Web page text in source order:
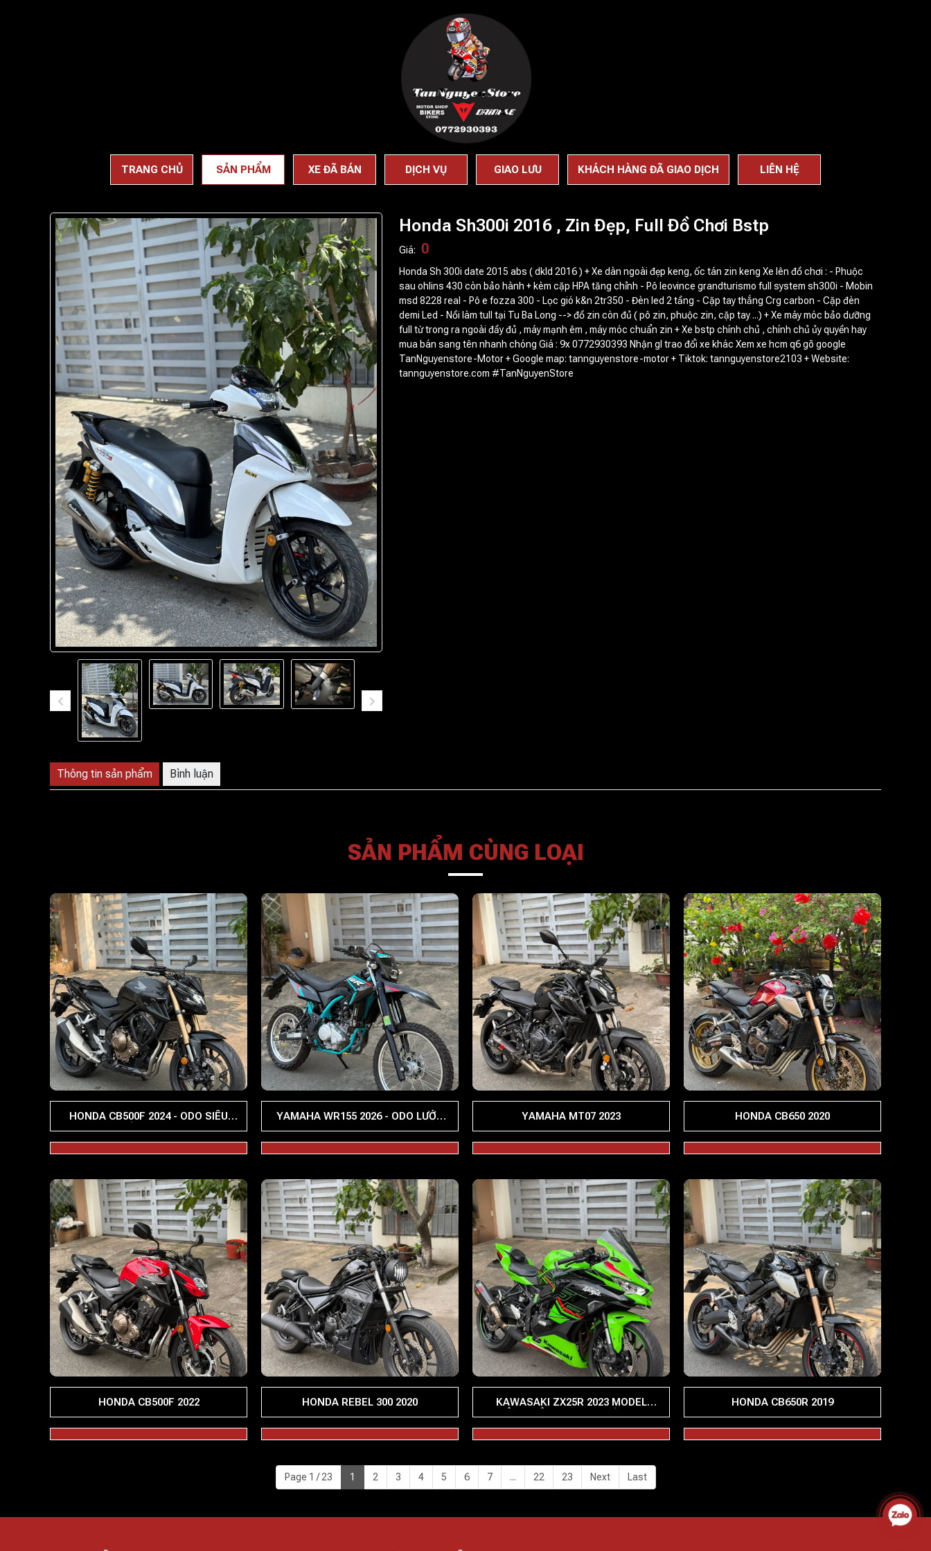
TRANG CHỦ SẢN PHẨM XE ĐÃ BÁN DỊCH VỤ GIAO LƯU KHÁCH HÀNG ĐÃ GIAO DỊCH LIÊN HỆ
Honda Sh300i 2016 , Zin Đẹp, Full Đồ Chơi Bstp
Giá: 0
Honda Sh 300i date 2015 abs ( dkld 2016 ) + Xe dàn ngoài đẹp keng, ốc tán zin keng Xe lên đồ chơi : - Phuộc
sau ohlins 430 còn bảo hành + kèm cặp HPA tăng chỉnh - Pô leovince grandturismo full system sh300i - Mobin
msd 8228 real - Pô e fozza 300 - Lọc gió k&n 2tr350 - Đèn led 2 tầng - Cặp tay thắng Crg carbon - Cặp đèn
demi Led - Nồi làm tull tại Tu Ba Long --> đồ zin còn đủ ( pô zin, phuộc zin, cặp tay ...) + Xe máy móc bảo dưỡng
full từ trong ra ngoài đầy đủ , máy mạnh êm , máy móc chuẩn zin + Xe bstp chính chủ , chính chủ ủy quyền hay
mua bán sang tên nhanh chóng Giá : 9x 0772930393 Nhận gl trao đổi xe khác Xem xe hcm q6 gõ google
TanNguyenstore-Motor + Google map: tannguyenstore-motor + Tiktok: tannguyenstore2103 + Website:
tannguyenstore.com #TanNguyenStore
Thông tin sản phẩm Bình luận
SẢN PHẨM CÙNG LOẠI
HONDA CB500F 2024 - ODO SIÊU
LƯỚT 2000KM
YAMAHA WR155 2026 - ODO LƯỚT
2000KM
YAMAHA MT07 2023 HONDA CB650 2020
HONDA CB500F 2022 HONDA REBEL 300 2020
KAWASAKI ZX25R 2023 MODEL
ĐỒNG HỒ TFT- ODO LƯỚT 4K7
HONDA CB650R 2019
Page 1 / 23 1 2 3 4 5 6 7 ... 22 23 Next Last